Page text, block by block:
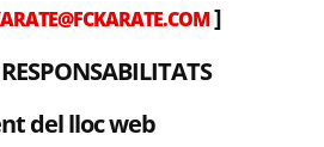
]
del lloc web